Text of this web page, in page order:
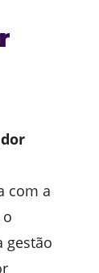
com a
gestão